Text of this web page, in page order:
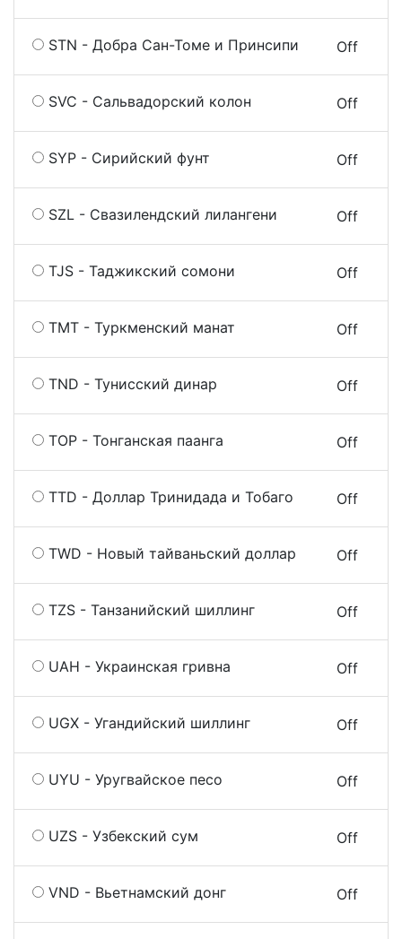
STN - Добра Сан-Томе и Принсипи
On Off
SVC - Сальвадорский колон Off
SYP - Сирийский фунт Off
SZL - Свазилендский лилангениOn Off
TJS - Таджикский сомони Off
TMT - Туркменский манат Off
TND - Тунисский динар Off
TOP - Тонганская паанга Off
TTD - Доллар Тринидада и Тобаго
On Off
TWD - Новый тайваньский доллар
On Off
TZS - Танзанийский шиллинг Off
UAH - Украинская гривна Off
UGX - Угандийский шиллинг Off
UYU - Уругвайское песо Off
UZS - Узбекский сум Off
VND - Вьетнамский донг Off